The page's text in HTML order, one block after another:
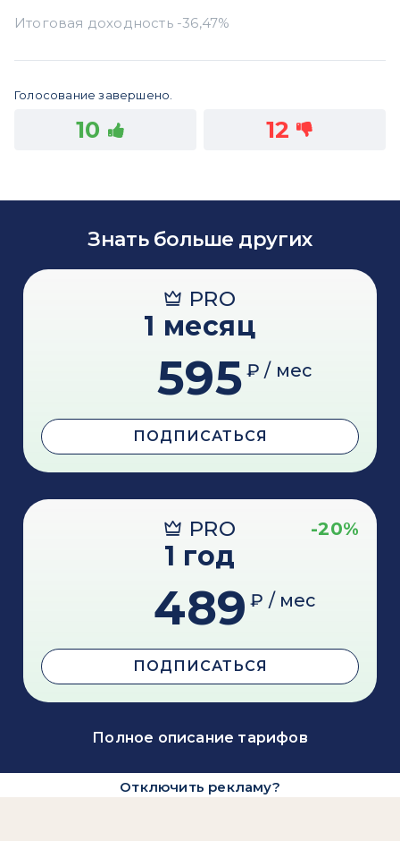
Голосование завершено.
10 12
Знать больше других
PRO
1 месяц
595 ₽ / мес
ПОДПИСАТЬСЯ
PRO -20%
1 год
489 ₽ / мес
ПОДПИСАТЬСЯ
Полное описание тарифов
Отключить рекламу?